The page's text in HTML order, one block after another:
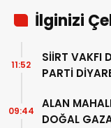
İlginizi
SİİRT VAKFI
PARTİ
11:52
ALAN
DOĞAL
09:44